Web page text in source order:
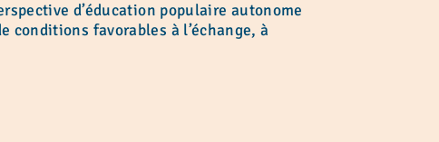
d’éducation populaire autonome
conditions favorables à l’échange, à